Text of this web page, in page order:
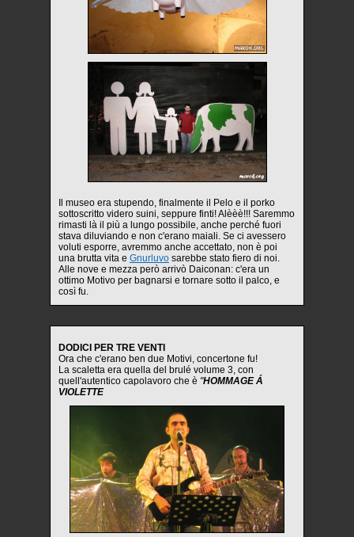
Il museo era stupendo, finalmente il Pelo e il porko
sottoscritto videro suini, seppure finti! Alèèè!!! Saremmo
rimasti là il più a lungo possibile, anche perché fuori
stava diluviando e non c'erano maiali. Se ci avessero
voluti esporre, avremmo anche accettato, non è poi
una brutta vita e Gnurluvo sarebbe stato fiero di noi.
Alle nove e mezza però arrivò Daiconan: c'era un
ottimo Motivo per bagnarsi e tornare sotto il palco, e
così fu.
DODICI PER TRE VENTI
Ora che c'erano ben due Motivi, concertone fu!
La scaletta era quella del brulé volume 3, con
quell'autentico capolavoro che è "HOMMAGE Á
VIOLETTE